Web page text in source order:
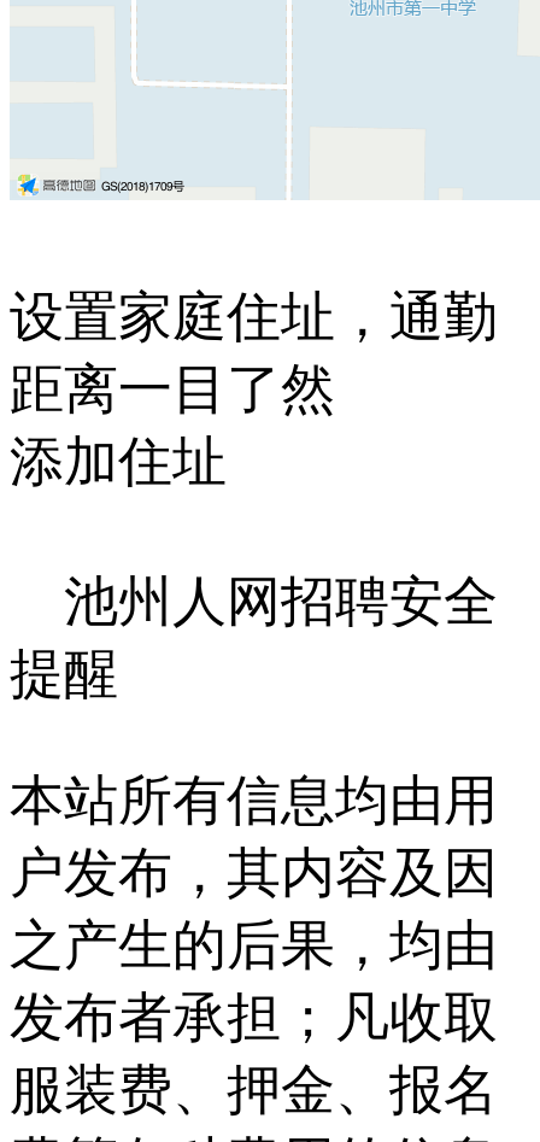
设置家庭住址，通勤
距离一目了然
添加住址
池州人网招聘安全
提醒
本站所有信息均由用
户发布，其内容及因
之产生的后果，均由
发布者承担；凡收取
服装费、押金、报名